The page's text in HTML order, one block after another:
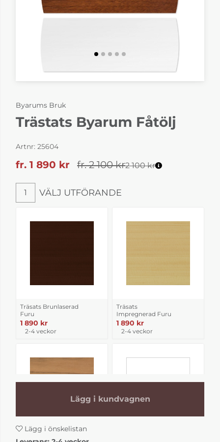
Byarums Bruk
Trästats Byarum Fåtölj
Artnr: 25604
fr. 2 100kr
fr. 1 890 kr 2 100 kr
Välj utförande
1 VÄLJ UTFÖRANDE
Träsats Brunlaserad
Furu
1 890 kr
2-4 veckor
Träsats
Impregnerad Furu
1 890 kr
2-4 veckor
Lägg i kundvagnen
Lägg i önskelistan